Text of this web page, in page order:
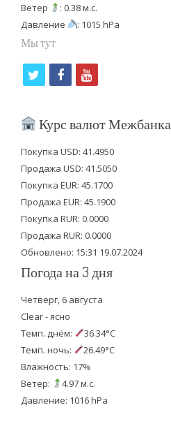
Ветер
: 0.38 м.с.
Давление
: 1015 hPa
Мы тут
i
t
e
r
f
b
o
o
k
y
u
b
e
Курс валют Межбанка
Покупка USD: 41.4950
Продажа USD: 41.5050
Покупка EUR: 45.1700
Продажа EUR: 45.1900
Покупка RUR: 0.0000
Продажа RUR: 0.0000
Обновлено: 15:31 19.07.2024
Погода на 3 дня
Четверг, 6 августа
Clear - ясно
Темп. днём:
36.34°C
Темп. ночь:
26.49°C
Влажность: 17%
Ветер:
4.97 м.с.
Давление: 1016 hPa